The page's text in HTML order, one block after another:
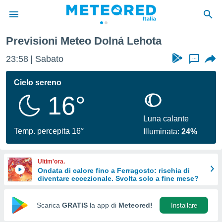
di
per
le
di
Web
Previsioni Meteo Dolná Lehota
23:58 Sabato ...
Cielo sereno
16°
Temp. percepita 16°
Luna calante
Illuminata:24%
Ultim'ora.
Ondata di calore fino a Ferragosto: rischia di
diventare eccezionale. Svolta solo a fine mese?
Scarica GRATIS la app di Meteored! Installare